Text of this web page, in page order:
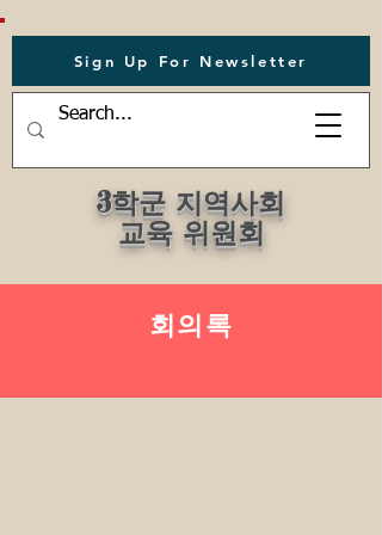
Sign Up For Newsletter
3학군 지역사회
교육 위원회
회의록